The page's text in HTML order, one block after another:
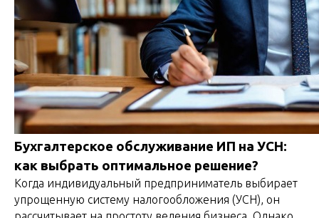
Бухгалтерское обслуживание ИП на УСН:
как выбрать оптимальное решение?
Когда индивидуальный предприниматель выбирает
упрощенную систему налогообложения (УСН), он